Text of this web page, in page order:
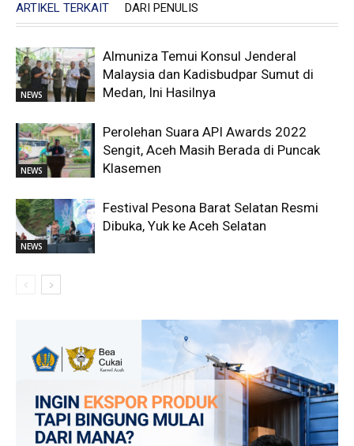
ARTIKEL TERKAIT DARI PENULIS
NEWS
Almuniza Temui Konsul Jenderal
Malaysia dan Kadisbudpar Sumut di
Medan, Ini Hasilnya
NEWS
Perolehan Suara API Awards 2022
Sengit, Aceh Masih Berada di Puncak
Klasemen
NEWS
Festival Pesona Barat Selatan Resmi
Dibuka, Yuk ke Aceh Selatan